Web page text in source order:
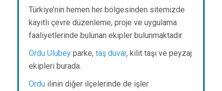
Türkiye’nin hemen her bölgesinden sitemizde
kayıtlı çevre düzenleme, proje ve uygulama
faaliyetlerinde bulunan ekipler bulunmaktadır.
Ordu Ulubey parke, taş duvar, kilit taşı ve peyzaj
ekipleri burada.
Ordu ilinin diğer ilçelerinde de işler